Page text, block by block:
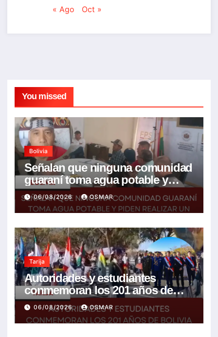
« Ago Oct »
You missed
Bolivia
Señalan que ninguna comunidad
guaraní toma agua potable y
piden realizar un Foro para
resolver la problemática
06/08/2026 OSMAR
Tarija
Autoridades y estudiantes
conmemoran los 201 años de
Bolivia con la esperanza de un
mejor futuro
06/08/2026 OSMAR